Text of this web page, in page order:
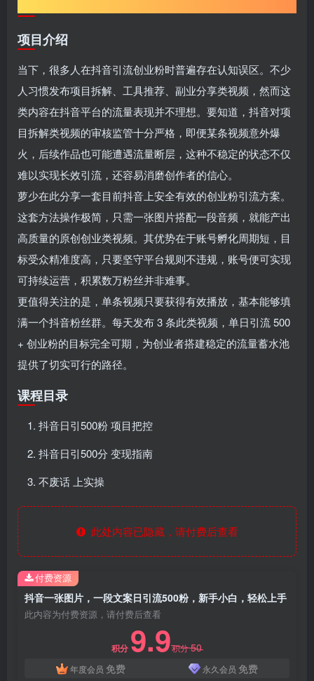
项目介绍
当下，很多人在抖音引流创业粉时普遍存在认知误区。不少
人习惯发布项目拆解、工具推荐、副业分享类视频，然而这
类内容在抖音平台的流量表现并不理想。要知道，抖音对项
目拆解类视频的审核监管十分严格，即便某条视频意外爆
火，后续作品也可能遭遇流量断层，这种不稳定的状态不仅
难以实现长效引流，还容易消磨创作者的信心。
萝少在此分享一套目前抖音上安全有效的创业粉引流方案。
这套方法操作极简，只需一张图片搭配一段音频，就能产出
高质量的原创创业类视频。其优势在于账号孵化周期短，目
标受众精准度高，只要坚守平台规则不违规，账号便可实现
可持续运营，积累数万粉丝并非难事。
更值得关注的是，单条视频只要获得有效播放，基本能够填
满一个抖音粉丝群。每天发布 3 条此类视频，单日引流 500
+ 创业粉的目标完全可期，为创业者搭建稳定的流量蓄水池
提供了切实可行的路径。
课程目录
抖音日引500粉 项目把控
抖音日引500分 变现指南
不废话 上实操
此处内容已隐藏，请付费后查看
抖音一张图片，一段文案日引流500粉，新手小白，轻松上手
此内容为付费资源，请付费后查看
积分 9.9积分50
年度会员 免费 永久会员 免费
付费资源